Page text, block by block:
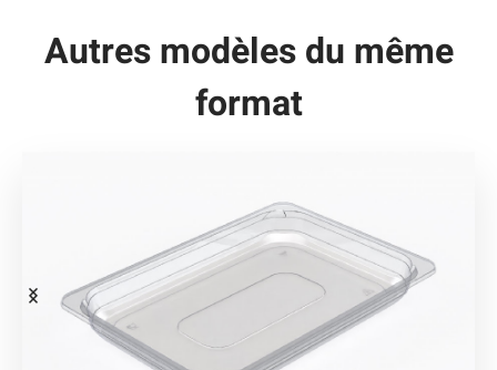
Autres modèles du même
format